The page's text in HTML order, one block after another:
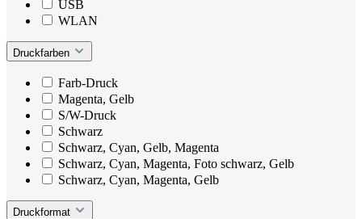
USB
WLAN
Druckfarben
Farb-Druck
Magenta, Gelb
S/W-Druck
Schwarz
Schwarz, Cyan, Gelb, Magenta
Schwarz, Cyan, Magenta, Foto schwarz, Gelb
Schwarz, Cyan, Magenta, Gelb
Druckformat